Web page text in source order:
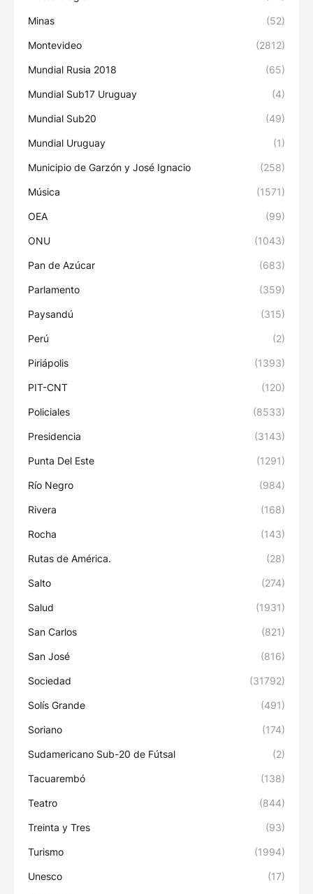
Minas (52)
Montevideo (2812)
Mundial Rusia 2018 (65)
Mundial Sub17 Uruguay (4)
Mundial Sub20 (49)
Mundial Uruguay (1)
Municipio de Garzón y José Ignacio (258)
Música (1571)
OEA (99)
ONU (1043)
Pan de Azúcar (683)
Parlamento (359)
Paysandú (315)
Perú (2)
Piriápolis (1393)
PIT-CNT (120)
Policiales (8533)
Presidencia (3143)
Punta Del Este (1291)
Río Negro (984)
Rivera (168)
Rocha (143)
Rutas de América. (28)
Salto (274)
Salud (1931)
San Carlos (821)
San José (816)
Sociedad (31792)
Solís Grande (491)
Soriano (174)
Sudamericano Sub-20 de Fútsal (2)
Tacuarembó (138)
Teatro (844)
Treinta y Tres (93)
Turismo (1994)
Unesco (17)